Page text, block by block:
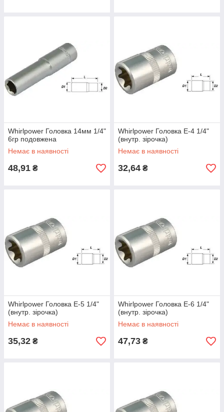
Whirlpower Головка 14мм 1/4"
6гр подовжена
Немає в наявності
48,91 ₴
Whirlpower Головка Е-4 1/4"
(внутр. зірочка)
Немає в наявності
32,64 ₴
Whirlpower Головка Е-5 1/4"
(внутр. зірочка)
Немає в наявності
35,32 ₴
Whirlpower Головка Е-6 1/4"
(внутр. зірочка)
Немає в наявності
47,73 ₴